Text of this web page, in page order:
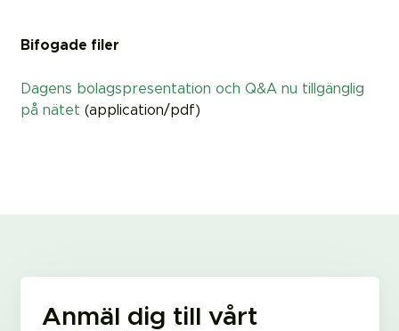
Bifogade filer
Dagens bolagspresentation och Q&A nu tillgänglig
på nätet (application/pdf)
Anmäl dig till vårt